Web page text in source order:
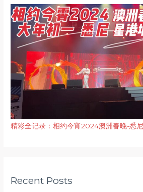
精彩全记录：相约今宵2024澳洲春晚-悉
Recent Posts